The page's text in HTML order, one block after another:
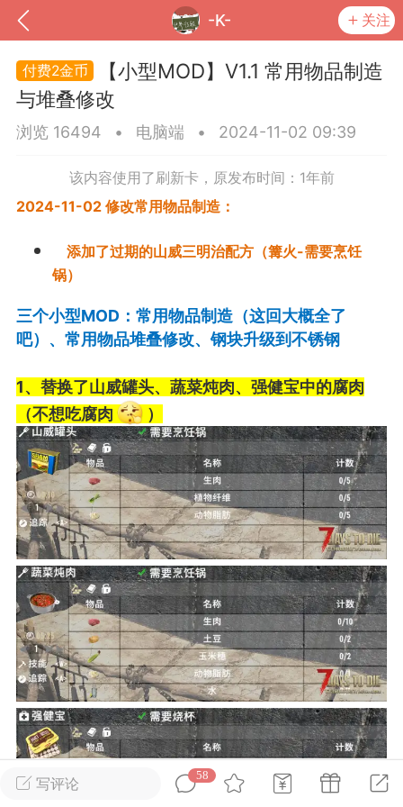
-K- 关注
MOD下载 攻略教程 联机招募
大人
Lv.8
17:51
电脑端 其他&工具
杀 模组安装/管理工具v1.1.0 测试版发
WIN11
管理器专为新手小白准备，让安装
变得更简单不会手动查找目录？不
应该放在哪里？担心安装错误影响游
汉 写评论
58
2金币
【小型MOD】V1.1 常用物品制造
与堆叠修改
浏览 16494 • 电脑端 • 2024-11-02 09:39
该内容使用了刷新卡，原发布时间：1年前
2024-11-02 修改常用物品制造：
添加了过期的山威三明治配方（篝火-需要烹饪
锅）
三个小型MOD：常用物品制造（这回大概全了
吧）、常用物品堆叠修改、钢块升级到不锈钢
1、替换了山威罐头、蔬菜炖肉、强健宝中的腐肉
（不想吃腐肉
）